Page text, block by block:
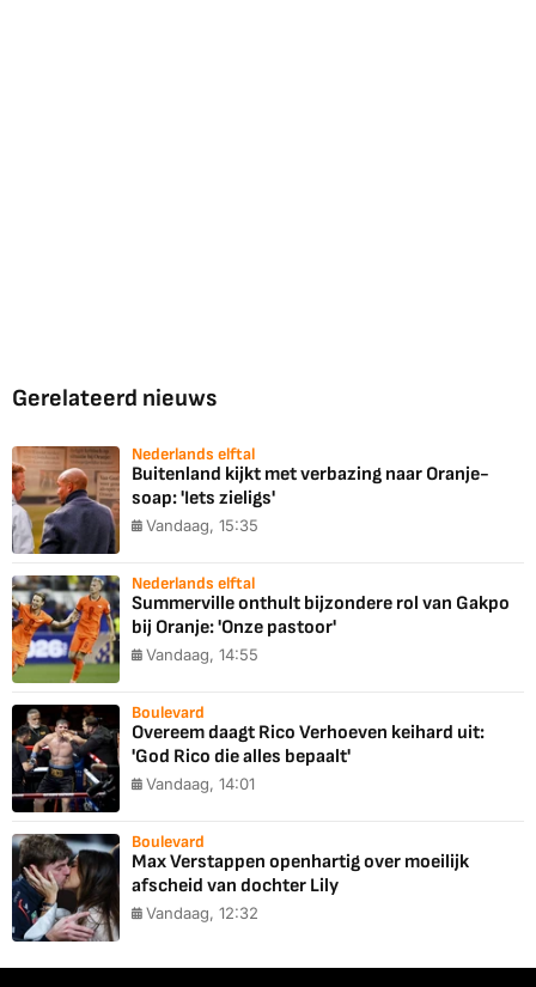
Gerelateerd nieuws
Nederlands elftal
Buitenland kijkt met verbazing naar Oranje-
soap: 'Iets zieligs'
Vandaag, 15:35
Nederlands elftal
Summerville onthult bijzondere rol van Gakpo
bij Oranje: 'Onze pastoor'
Vandaag, 14:55
Boulevard
Overeem daagt Rico Verhoeven keihard uit:
'God Rico die alles bepaalt'
Vandaag, 14:01
Boulevard
Max Verstappen openhartig over moeilijk
afscheid van dochter Lily
Vandaag, 12:32